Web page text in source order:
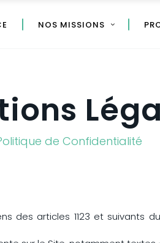
NOS MISSIONS
de Confidentialité
des articles 1123 et suivants